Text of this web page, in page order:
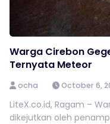
Warga Cirebon
Ternyata Meteor
ocha October 6,
LiteX.co.id, Ragam –
dikejutkan oleh